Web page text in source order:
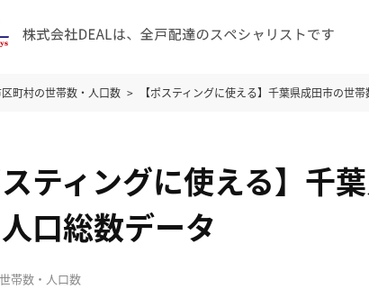
町村の世帯数・人口数 【ポスティングに使える】千葉県成田市の世
スティングに使える】千
口総数データ
帯数・人口数